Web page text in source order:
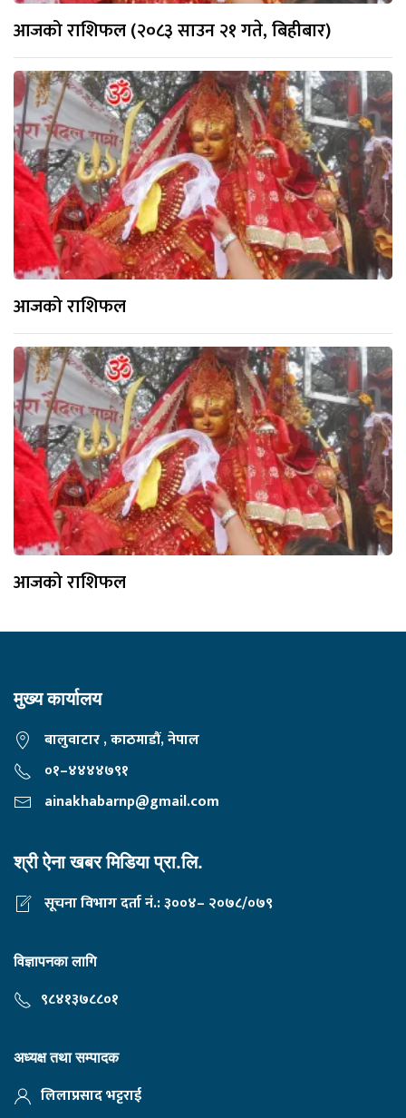
आजको राशिफल (२०८३ साउन २१ गते, बिहीबार)
आजको राशिफल
आजको राशिफल
मुख्य कार्यालय
बालुवाटार , काठमाडौं, नेपाल
०१–४४४४७९१
ainakhabarnp@gmail.com
श्री ऐना खबर मिडिया प्रा.लि.
सूचना विभाग दर्ता नं.: ३००४– २०७८/०७९
विज्ञापनका लागि
९८४१३७८८०१
अध्यक्ष तथा सम्पादक
लिलाप्रसाद भट्टराई